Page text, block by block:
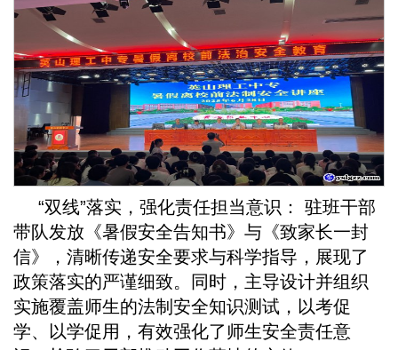
“双线”落实，强化责任担当意识： 驻班干部
带队发放《暑假安全告知书》与《致家长一封
信》，清晰传递安全要求与科学指导，展现了
政策落实的严谨细致。同时，主导设计并组织
实施覆盖师生的法制安全知识测试，以考促
学、以学促用，有效强化了师生安全责任意